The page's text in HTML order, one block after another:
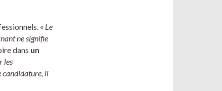
« Le
ne signifie
dans un
les
candidature, il